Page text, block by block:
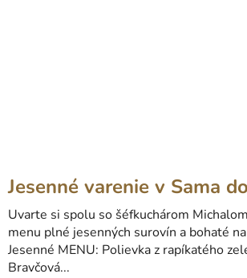
Jesenné varenie v Sama
Uvarte si spolu so šéfkuchárom
menu plné jesenných surovín a bohaté
Jesenné MENU: Polievka z rapíkatého
Bravčová...